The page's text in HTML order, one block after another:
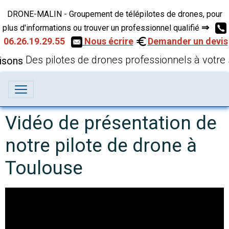
DRONE-MALIN - Groupement de télépilotes de drones, pour
plus d'informations ou trouver un professionnel qualifié ⇒
06.26.19.29.55
Nous écrire Demander un devis
Des pilotes de drones professionnels à votre
Vidéo de présentation de
notre pilote de drone à
Toulouse